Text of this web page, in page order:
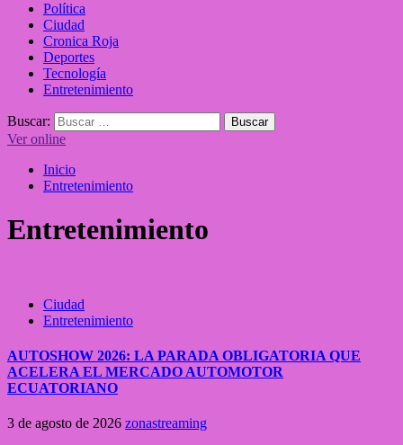
Política
Ciudad
Cronica Roja
Deportes
Tecnología
Entretenimiento
Buscar:
Ver online
Inicio
Entretenimiento
Entretenimiento
Ciudad
Entretenimiento
AUTOSHOW 2026: LA PARADA OBLIGATORIA QUE
ACELERA EL MERCADO AUTOMOTOR
ECUATORIANO
3 de agosto de 2026 zonastreaming